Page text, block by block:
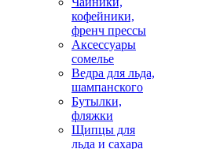
кофейники,
френч прессы
Аксессуары
сомелье
Ведра для льда,
шампанского
Бутылки,
фляжки
Щипцы для
льда и сахара